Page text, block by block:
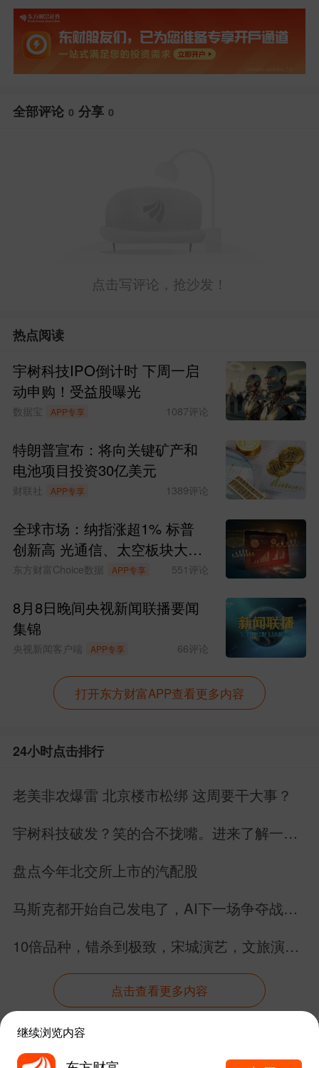
（文章来源：界面新闻）
发布于财经评论吧
全部评论 0 分享 0
点击写评论，抢沙发！
热点阅读
宇树科技IPO倒计时 下周一启
动申购！受益股曝光
数据宝 APP专享 1087评论
特朗普宣布：将向关键矿产和
电池项目投资30亿美元
财联社 APP专享 1389评论
全球市场：纳指涨超1% 标普
创新高 光通信、太空板块大涨
SpaceX涨超15%
东方财富Choice数据 APP专享 551评论
8月8日晚间央视新闻联播要闻
集锦
央视新闻客户端 APP专享 66评论
打开东方财富APP查看更多内容
24小时点击排行
老美非农爆雷 北京楼市松绑 这周要干大事？
宇树科技破发？笑的合不拢嘴。进来了解一下
盘点今年北交所上市的汽配股
马斯克都开始自己发电了，AI下一场争夺战还
10倍品种，错杀到极致，宋城演艺，文旅演绎
点击查看更多内容
资讯
继续浏览内容